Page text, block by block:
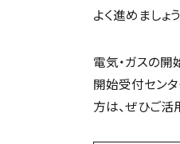
よく進めましょう
電気・ガスの開
開始受付セン
方は、ぜひご活